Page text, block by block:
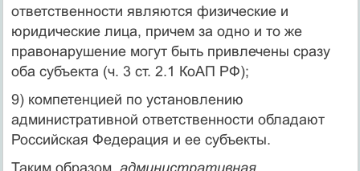
ответственности являются физические и
юридические лица, причем за одно и то же
правонарушение могут быть привлечены сразу
оба субъекта (ч. 3 ст. 2.1 КоАП РФ);
9) компетенцией по установлению
административной ответственности обладают
Российская Федерация и ее субъекты.
Таким образом, административная